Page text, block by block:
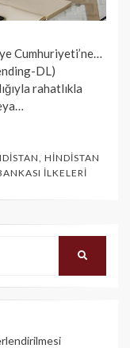
Cumhuriyeti’ne…
DL)
rahatlıkla
HINDISTAN
İLKELERI